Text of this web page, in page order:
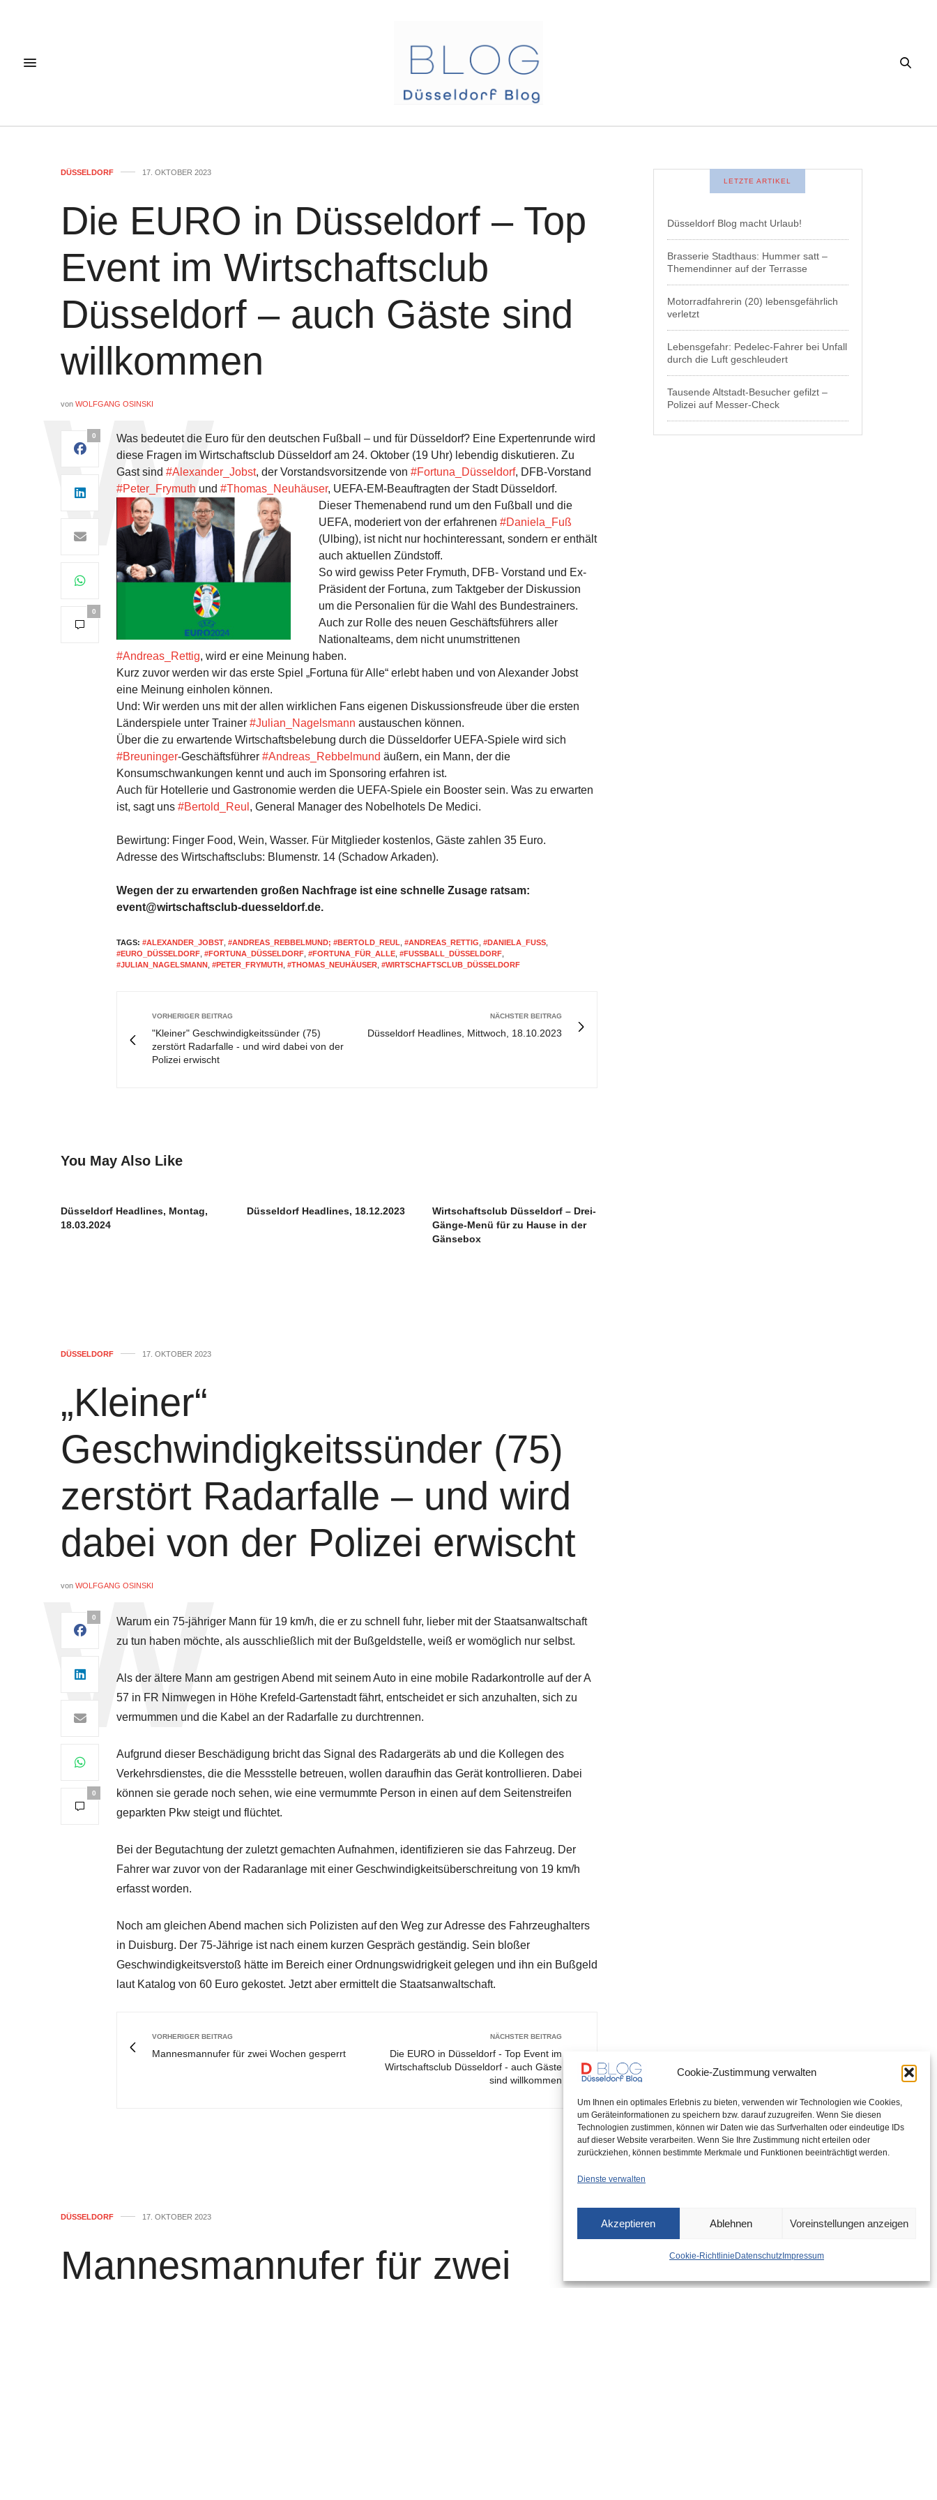
Cookie-Zustimmung verwalten
Um Ihnen ein optimales Erlebnis zu bieten, verwenden wir Technologien wie Cookies,
um Geräteinformationen zu speichern bzw. darauf zuzugreifen. Wenn Sie diesen
Technologien zustimmen, können wir Daten wie das Surfverhalten oder eindeutige IDs
auf dieser Website verarbeiten. Wenn Sie Ihre Zustimmung nicht erteilen oder
zurückziehen, können bestimmte Merkmale und Funktionen beeinträchtigt werden.
Dienste verwalten
Akzeptieren Ablehnen Voreinstellungen anzeigen
Cookie-Richtlinie DatenschutzImpressum
DÜSSELDORF 17. OKTOBER 2023
Die EURO in Düsseldorf – Top
Event im Wirtschaftsclub
Düsseldorf – auch Gäste sind
willkommen
von WOLFGANG OSINSKI
0
0
Was bedeutet die Euro für den deutschen Fußball – und für Düsseldorf? Eine Expertenrunde wird
diese Fragen im Wirtschaftsclub Düsseldorf am 24. Oktober (19 Uhr) lebendig diskutieren. Zu
Gast sind #Alexander_Jobst, der Vorstandsvorsitzende von #Fortuna_Düsseldorf, DFB-Vorstand
#Peter_Frymuth und #Thomas_Neuhäuser, UEFA-EM-Beauftragten der Stadt Düsseldorf.
Dieser Themenabend rund um den Fußball und die
UEFA, moderiert von der erfahrenen #Daniela_Fuß
(Ulbing), ist nicht nur hochinteressant, sondern er enthält
auch aktuellen Zündstoff.
So wird gewiss Peter Frymuth, DFB- Vorstand und Ex-
Präsident der Fortuna, zum Taktgeber der Diskussion
um die Personalien für die Wahl des Bundestrainers.
Auch zur Rolle des neuen Geschäftsführers aller
Nationalteams, dem nicht unumstrittenen
#Andreas_Rettig, wird er eine Meinung haben.
Kurz zuvor werden wir das erste Spiel „Fortuna für Alle“ erlebt haben und von Alexander Jobst
eine Meinung einholen können.
Und: Wir werden uns mit der allen wirklichen Fans eigenen Diskussionsfreude über die ersten
Länderspiele unter Trainer #Julian_Nagelsmann austauschen können.
Über die zu erwartende Wirtschaftsbelebung durch die Düsseldorfer UEFA-Spiele wird sich
#Breuninger-Geschäftsführer #Andreas_Rebbelmund äußern, ein Mann, der die
Konsumschwankungen kennt und auch im Sponsoring erfahren ist.
Auch für Hotellerie und Gastronomie werden die UEFA-Spiele ein Booster sein. Was zu erwarten
ist, sagt uns #Bertold_Reul , General Manager des Nobelhotels De Medici.
Bewirtung: Finger Food, Wein, Wasser. Für Mitglieder kostenlos, Gäste zahlen 35 Euro.
Adresse des Wirtschaftsclubs: Blumenstr. 14 (Schadow Arkaden).
Wegen der zu erwartenden großen Nachfrage ist eine schnelle Zusage ratsam:
event@wirtschaftsclub-duesseldorf.de.
TAGS: #ALEXANDER_JOBST #ANDREAS_REBBELMUND; #BERTOLD_REUL #ANDREAS_RETTIG #DANIELA_FUSS
#EURO_DÜSSELDORF #FORTUNA_DÜSSELDORF #FORTUNA_FÜR_ALLE #FUSSBALL_DÜSSELDORF
#JULIAN_NAGELSMANN #PETER_FRYMUTH #THOMAS_NEUHÄUSER #WIRTSCHAFTSCLUB_DÜSSELDORF
VORHERIGER BEITRAG
"Kleiner" Geschwindigkeitssünder (75)
zerstört Radarfalle - und wird dabei von der
Polizei erwischt
NÄCHSTER BEITRAG
Düsseldorf Headlines, Mittwoch, 18.10.2023
You May Also Like
Düsseldorf Headlines, Montag,
18.03.2024
Düsseldorf Headlines, 18.12.2023
Wirtschaftsclub Düsseldorf – Drei-
Gänge-Menü für zu Hause in der
Gänsebox
LETZTE ARTIKEL
Düsseldorf Blog macht Urlaub!
Brasserie Stadthaus: Hummer satt –
Themendinner auf der Terrasse
Motorradfahrerin (20) lebensgefährlich
verletzt
Lebensgefahr: Pedelec-Fahrer bei Unfall
durch die Luft geschleudert
Tausende Altstadt-Besucher gefilzt –
Polizei auf Messer-Check
DÜSSELDORF 17. OKTOBER 2023
„Kleiner“
Geschwindigkeitssünder (75)
zerstört Radarfalle – und wird
dabei von der Polizei erwischt
von WOLFGANG OSINSKI
0
0
Warum ein 75-jähriger Mann für 19 km/h, die er zu schnell fuhr, lieber mit der Staatsanwaltschaft
zu tun haben möchte, als ausschließlich mit der Bußgeldstelle, weiß er womöglich nur selbst.
Als der ältere Mann am gestrigen Abend mit seinem Auto in eine mobile Radarkontrolle auf der A
57 in FR Nimwegen in Höhe Krefeld-Gartenstadt fährt, entscheidet er sich anzuhalten, sich zu
vermummen und die Kabel an der Radarfalle zu durchtrennen.
Aufgrund dieser Beschädigung bricht das Signal des Radargeräts ab und die Kollegen des
Verkehrsdienstes, die die Messstelle betreuen, wollen daraufhin das Gerät kontrollieren. Dabei
können sie gerade noch sehen, wie eine vermummte Person in einen auf dem Seitenstreifen
geparkten Pkw steigt und flüchtet.
Bei der Begutachtung der zuletzt gemachten Aufnahmen, identifizieren sie das Fahrzeug. Der
Fahrer war zuvor von der Radaranlage mit einer Geschwindigkeitsüberschreitung von 19 km/h
erfasst worden.
Noch am gleichen Abend machen sich Polizisten auf den Weg zur Adresse des Fahrzeughalters
in Duisburg. Der 75-Jährige ist nach einem kurzen Gespräch geständig. Sein bloßer
Geschwindigkeitsverstoß hätte im Bereich einer Ordnungswidrigkeit gelegen und ihn ein Bußgeld
laut Katalog von 60 Euro gekostet. Jetzt aber ermittelt die Staatsanwaltschaft.
VORHERIGER BEITRAG
Mannesmannufer für zwei Wochen gesperrt
NÄCHSTER BEITRAG
Die EURO in Düsseldorf - Top Event im
Wirtschaftsclub Düsseldorf - auch Gäste
sind willkommen
DÜSSELDORF 17. OKTOBER 2023
Mannesmannufer für zwei